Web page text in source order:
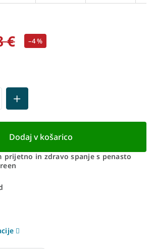
€ –4 %
Dodaj v košarico
in zdravo spanje s penasto